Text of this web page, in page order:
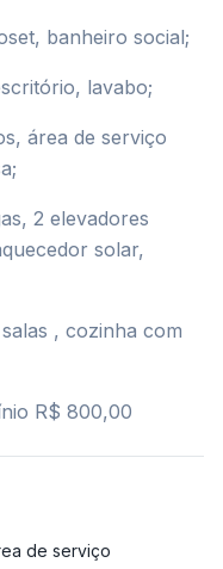
banheiro social;
lavabo;
área de serviço
2 elevadores
solar,
, cozinha com
R$ 800,00
de serviço